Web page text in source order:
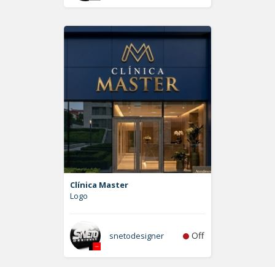
Clínica Master
Logo
snetodesigner Off